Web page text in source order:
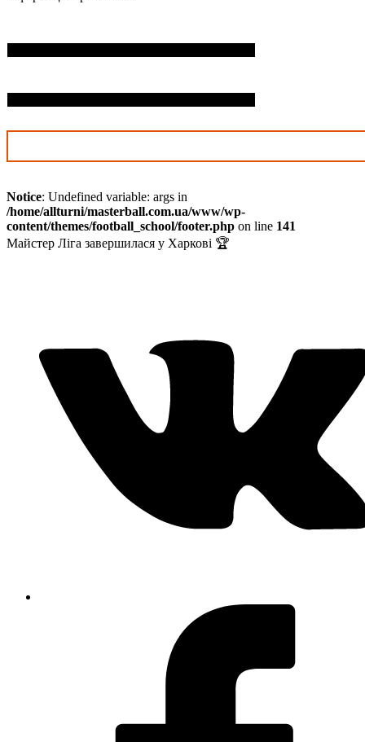
Notice: Undefined variable: args in
/home/allturni/masterball.com.ua/www/wp-
content/themes/football_school/footer.php on line 141
Майстер Ліга завершилася у Харкові 🏆